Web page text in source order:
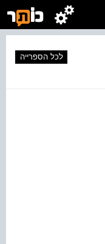
לכל הספרייה